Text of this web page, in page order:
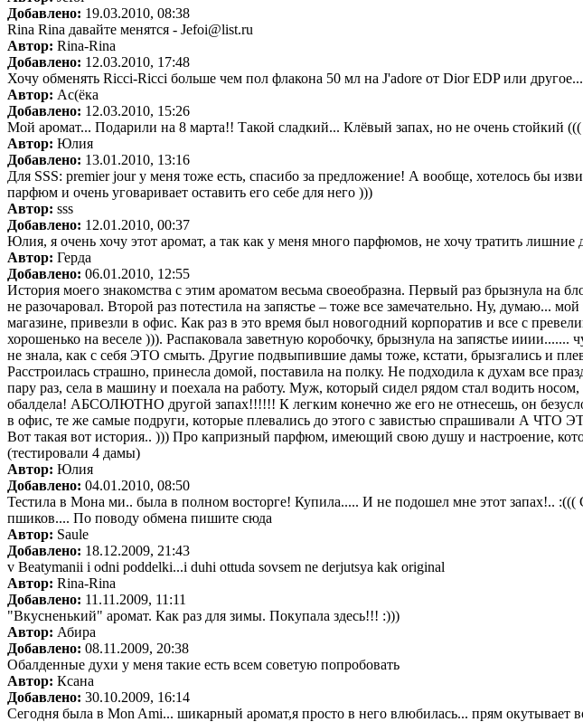
Добавлено: 19.03.2010, 08:38
Rina Rina давайте менятся - Jefoi@list.ru
Автор: Rina-Rina
Добавлено: 12.03.2010, 17:48
Хочу обменять Ricci-Ricci больше чем пол флакона 50 мл на J'adore от Dior EDP или
Автор: Ас(ёка
Добавлено: 12.03.2010, 15:26
Мой аромат... Подарили на 8 марта!! Такой сладкий... Клёвый запах, но не очень стойкий (((
Автор: Юлия
Добавлено: 13.01.2010, 13:16
Для SSS: premier jour у меня тоже есть, спасибо за предложение! А вообще, хотелось бы
парфюм и очень уговаривает оставить его себе для него )))
Автор: sss
Добавлено: 12.01.2010, 00:37
Юлия, я очень хочу этот аромат, а так как у меня много парфюмов, не хочу тратить
Автор: Герда
Добавлено: 06.01.2010, 12:55
История моего знакомства с этим ароматом весьма своеобразна. Первый раз брызнула
не разочаровал. Второй раз потестила на запястье – тоже все замечательно. Ну, думаю...
магазине, привезли в офис. Как раз в это время был новогодний корпоратив и все с
хорошенько на веселе ))). Распаковала заветную коробочку, брызнула на запястье
не знала, как с себя ЭТО смыть. Другие подвыпившие дамы тоже, кстати, брызгались и
Расстроилась страшно, принесла домой, поставила на полку. Не подходила к духам все
пару раз, села в машину и поехала на работу. Муж, который сидел рядом стал водить
обалдела! АБСОЛЮТНО другой запах!!!!!! К легким конечно же его не отнесешь, он
в офис, те же самые подруги, которые плевались до этого с завистью спрашивали А ЧТО
Вот такая вот история.. ))) Про капризный парфюм, имеющий свою душу и настроение,
(тестировали 4 дамы)
Автор: Юлия
Добавлено: 04.01.2010, 08:50
Тестила в Мона ми.. была в полном восторге! Купила..... И не подошел мне этот запах!..
пшиков.... По поводу обмена пишите сюда
Автор: Saule
Добавлено: 18.12.2009, 21:43
v Beatymanii i odni poddelki...i duhi ottuda sovsem ne derjutsya kak original
Автор: Rina-Rina
Добавлено: 11.11.2009, 11:11
"Вкусненький" аромат. Как раз для зимы. Покупала здесь!!! :)))
Автор: Абира
Добавлено: 08.11.2009, 20:38
Обалденные духи у меня такие есть всем советую попробовать
Автор: Ксана
Добавлено: 30.10.2009, 16:14
Сегодня была в Mon Ami... шикарный аромат,я просто в него влюбилась... прям